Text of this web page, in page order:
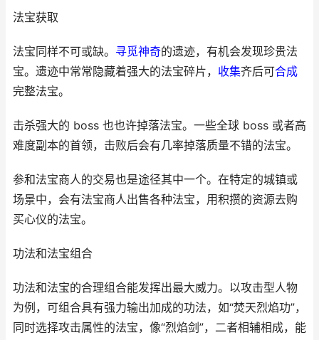
法宝获取
法宝同样不可或缺。 寻觅神奇的遗迹，有机会发现珍贵法
宝。遗迹中常常隐藏着强大的法宝碎片， 收集齐后可合成
完整法宝。
击杀强大的 boss 也也许掉落法宝。一些全球 boss 或者高
难度副本的首领，击败后会有几率掉落质量不错的法宝。
参和法宝商人的交易也是途径其中一个。在特定的城镇或
场景中，会有法宝商人出售各种法宝，用积攒的资源去购
买心仪的法宝。
功法和法宝组合
功法和法宝的合理组合能发挥出最大威力。以攻击型人物
为例，可组合具有强力输出加成的功法，如“焚天烈焰功”，
同时选择攻击属性的法宝，像“烈焰剑”，二者相辅相成，能